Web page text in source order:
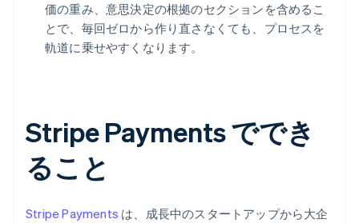
価の重み、意思決定の根拠のセクションを含めるこ
とで、毎回ゼロから作り直さなくても、プロセスを
軌道に乗せやすくなります。
Stripe Payments ででき
ること
Stripe Payments は、成長中のスタートアップから大企